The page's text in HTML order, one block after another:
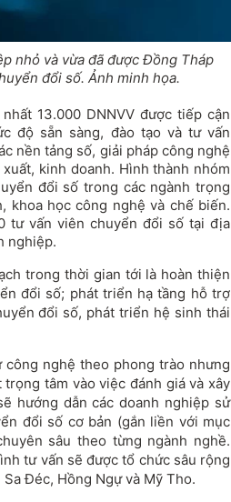
nhỏ và vừa đã được Đồng Tháp
đổi số. Ảnh minh họa.
13.000 DNNVV được tiếp cận
độ sẵn sàng, đào tạo và tư vấn
nền tảng số, giải pháp công nghệ
kinh doanh. Hình thành nhóm
đổi số trong các ngành trọng
khoa học công nghệ và chế biến.
tư vấn viên chuyển đổi số tại địa
nghiệp.
trong thời gian tới là hoàn thiện
đổi số; phát triển hạ tầng hỗ trợ
đổi số, phát triển hệ sinh thái
nghệ theo phong trào nhưng
tâm vào việc đánh giá và xây
hướng dẫn các doanh nghiệp sử
đổi số cơ bản (gắn liền với mục
sâu theo từng ngành nghề.
tư vấn sẽ được tổ chức sâu rộng
Đéc, Hồng Ngự và Mỹ Tho.